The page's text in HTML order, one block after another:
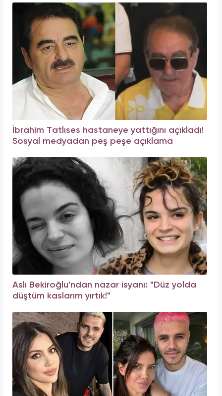
İbrahim Tatlıses hastaneye yattığını açıkladı!
Sosyal medyadan peş peşe açıklama
Aslı Bekiroğlu'ndan nazar isyanı: "Düz yolda
düştüm kaslarım yırtık!"